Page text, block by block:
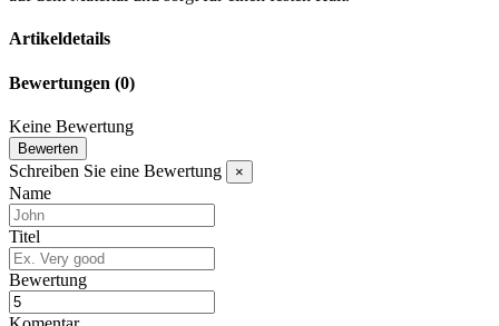
Artikeldetails
Bewertungen (0)
Keine Bewertung
Bewerten
Schreiben Sie eine Bewertung ×
Name
Titel
Bewertung